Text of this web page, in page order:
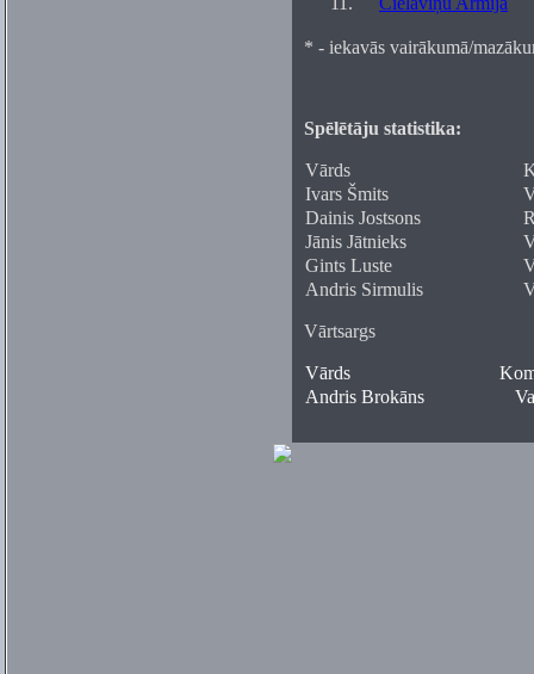
* - iekavās vairākumā/
Spēlētāju statistika:
Vārds
Ivars Šmits
Dainis Jostsons
Jānis Jātnieks
Gints Luste
Andris Sirmulis
Vārtsargs
Vārds
Andris Brokāns